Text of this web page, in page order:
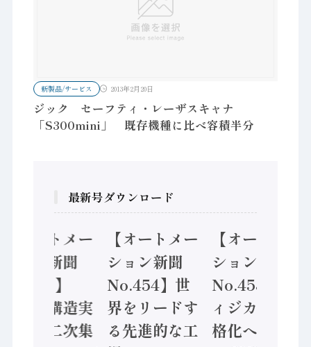
新製品/サービス 2013年2月20日
ジック セーフティ・レーザスキャナ
「S300mini」 既存機種に比べ容積半分
最新号ダウンロード
【オートメー
ション新聞
No.455】
「経済構造実
態調査二次集
【オートメー
ション新聞
No.454】世
界をリードす
る先進的な工
【オートメー
ション新聞
No.453】フ
ィジカルAI本
格化へ 国産